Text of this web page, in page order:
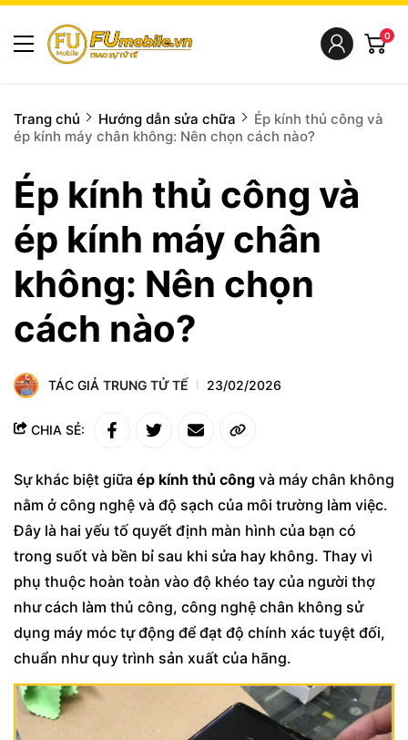
0
Trang chủ Hướng dẫn sửa chữa
Ép kính thủ công và
ép kính máy chân không: Nên chọn cách nào?
Ép kính thủ công và
ép kính máy chân
không: Nên chọn
cách nào?
TÁC GIẢ TRUNG TỬ TẾ 23/02/2026
CHIA SẺ:
Sự khác biệt giữa ép kính thủ công và máy chân không
nằm ở công nghệ và độ sạch của môi trường làm việc.
Đây là hai yếu tố quyết định màn hình của bạn có
trong suốt và bền bỉ sau khi sửa hay không. Thay vì
phụ thuộc hoàn toàn vào độ khéo tay của người thợ
như cách làm thủ công, công nghệ chân không sử
dụng máy móc tự động để đạt độ chính xác tuyệt đối,
chuẩn như quy trình sản xuất của hãng.